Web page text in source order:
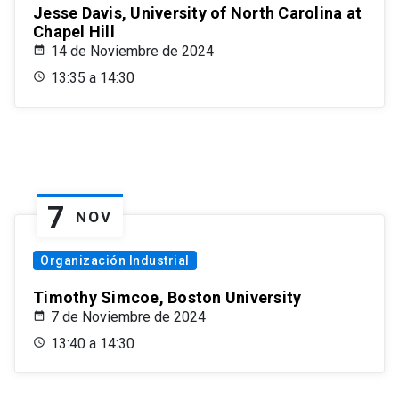
Jesse Davis, University of North Carolina at
Chapel Hill
14 de Noviembre de 2024
13:35 a 14:30
7 NOV
Organización Industrial
Timothy Simcoe, Boston University
7 de Noviembre de 2024
13:40 a 14:30